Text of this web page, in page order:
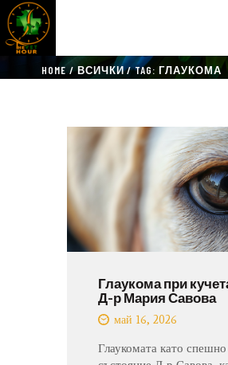
HOME ВСИЧКИ TAG: ГЛАУКОМА
ЕКИП
КАТАЛОГ
THE VET HOUR
БЛОГ
КОНТАКТ
Глаукома при
Д-р Мария Савова
май 16, 2026
Глаукомата като спешно